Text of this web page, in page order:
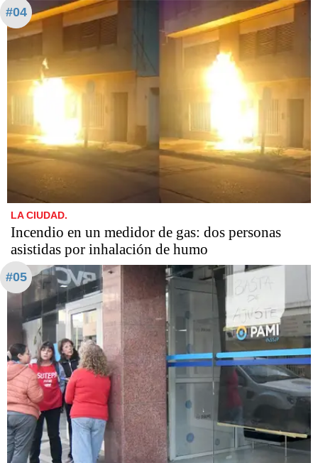
#04
LA CIUDAD.
Incendio en un medidor de gas: dos personas
asistidas por inhalación de humo
#05